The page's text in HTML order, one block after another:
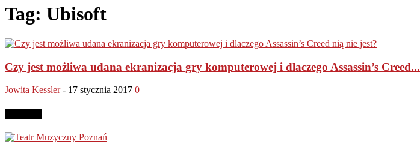
Tag: Ubisoft
Czy jest możliwa udana ekranizacja gry komputerowej i dlaczego Assassin’s Creed...
Jowita Kessler - 17 stycznia 2017 0